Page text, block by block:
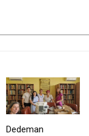
Dedeman